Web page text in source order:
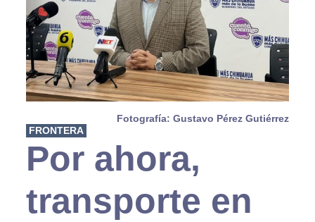
Fotografía: Gustavo Pérez Gutiérrez
FRONTERA
Por ahora,
transporte en